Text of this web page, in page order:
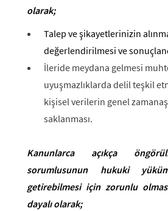
olarak;
Talep ve şikayetlerinizin
değerlendirilmesi ve
İleride meydana gelmesi
uyuşmazlıklarda delil teşkil
kişisel verilerin genel
saklanması.
Kanunlarca açıkça
sorumlusunun hukuki
getirebilmesi için zorunlu
dayalı olarak;